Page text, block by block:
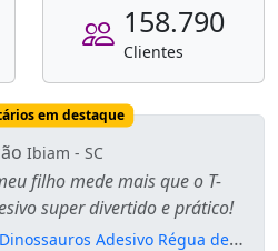
158.790
Clientes
em destaque
Ibiam - SC
filho mede mais que o T-
super divertido e prático!
Dinossauros Adesivo Régua de